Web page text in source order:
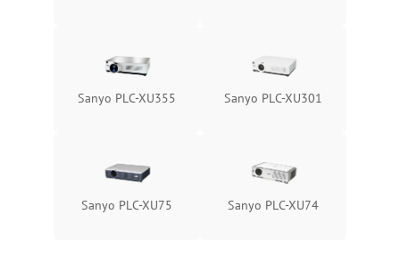
Sanyo PLC-XU355 Sanyo PLC-XU301
Sanyo PLC-XU75 Sanyo PLC-XU74